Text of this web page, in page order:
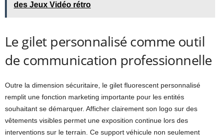
des Jeux Vidéo rétro
Le gilet personnalisé comme outil
de communication professionnelle
Outre la dimension sécuritaire, le gilet fluorescent personnalisé
remplit une fonction marketing importante pour les entités
souhaitant se démarquer. Afficher clairement son logo sur des
vêtements visibles permet une exposition continue lors des
interventions sur le terrain. Ce support véhicule non seulement